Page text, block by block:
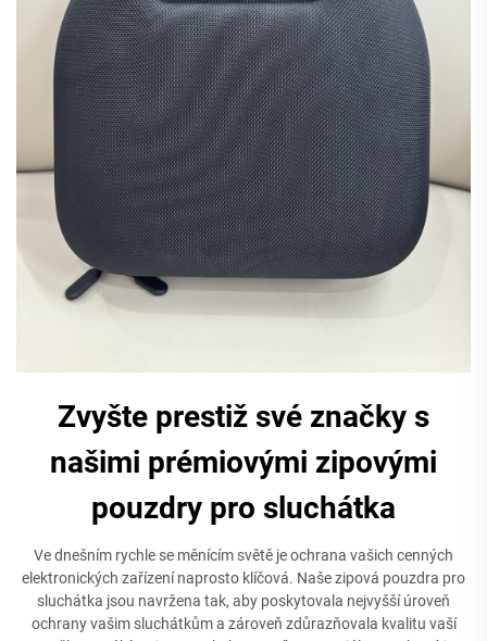
Zvyšte prestiž své značky s
našimi prémiovými zipovými
pouzdry pro sluchátka
Ve dnešním rychle se měnícím světě je ochrana vašich cenných
elektronických zařízení naprosto klíčová. Naše zipová pouzdra pro
sluchátka jsou navržena tak, aby poskytovala nejvyšší úroveň
ochrany vašim sluchátkům a zároveň zdůrazňovala kvalitu vaší